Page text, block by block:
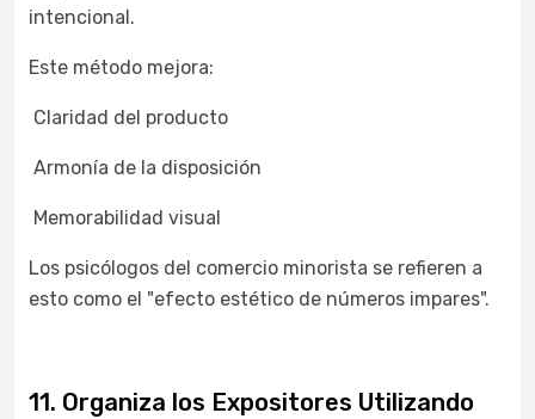
intencional.
Este método mejora:
Claridad del producto
Armonía de la disposición
Memorabilidad visual
Los psicólogos del comercio minorista se refieren a
esto como el "efecto estético de números impares".
11. Organiza los Expositores Utilizando